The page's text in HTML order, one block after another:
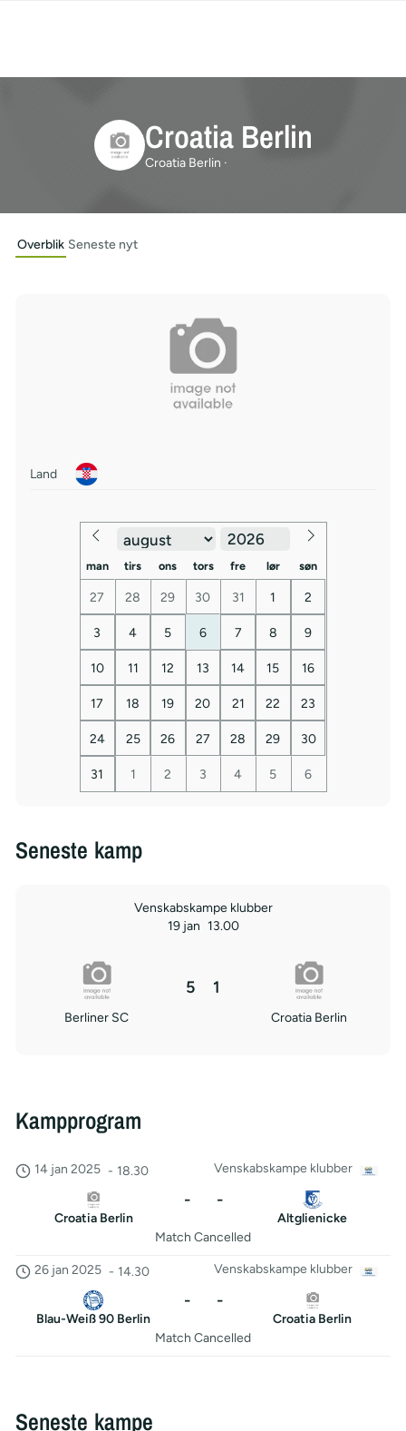
Croatia Berlin
Croatia Berlin ·
Overblik Seneste nyt
Land
man tirs ons tors fre lør søn
27 28 29 30 31 1 2
3 4 5 6 7 8 9
10 11 12 13 14 15 16
17 18 19 20 21 22 23
24 25 26 27 28 29 30
31 1 2 3 4 5 6
Seneste kamp
Venskabskampe klubber
19 jan 13.00
Berliner SC
5 1
Croatia Berlin
Kampprogram
Venskabskampe klubber
14 jan 2025 - 18.30
Croatia Berlin
- -
Altglienicke
Match Cancelled
Venskabskampe klubber
26 jan 2025 - 14.30
Blau-Weiß 90 Berlin
- -
Croatia Berlin
Match Cancelled
Seneste kampe